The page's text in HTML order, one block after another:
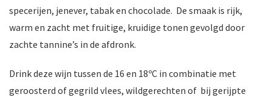
specerijen, jenever, tabak en chocolade. De smaak is rijk,
warm en zacht met fruitige, kruidige tonen gevolgd door
zachte tannine’s in de afdronk.
Drink deze wijn tussen de 16 en 18ºC in combinatie met
geroosterd of gegrild vlees, wildgerechten of bij gerijpte